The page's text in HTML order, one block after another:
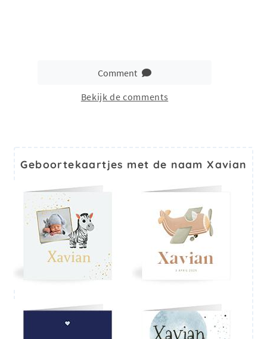
Comment
Bekijk de comments
Geboortekaartjes met de naam Xavian